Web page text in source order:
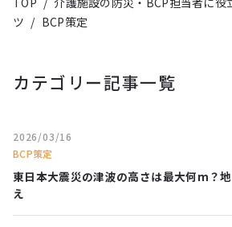
ツ / BCP策定
カテゴリー記事一覧
2026/03/16
BCP策定
東日本大震災の津波の高さは最大何m？
え